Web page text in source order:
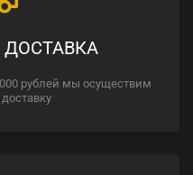
рублей мы осуществим